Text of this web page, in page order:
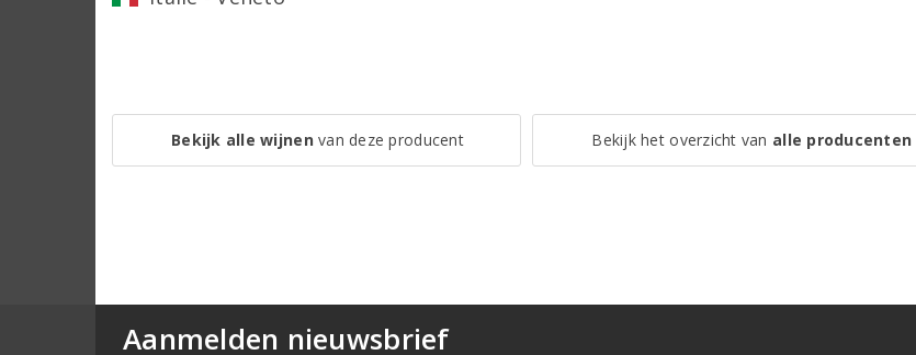
Bekijk alle wijnenvan deze producent Bekijk het overzicht van alle producenten
Aanmelden nieuwsbrief